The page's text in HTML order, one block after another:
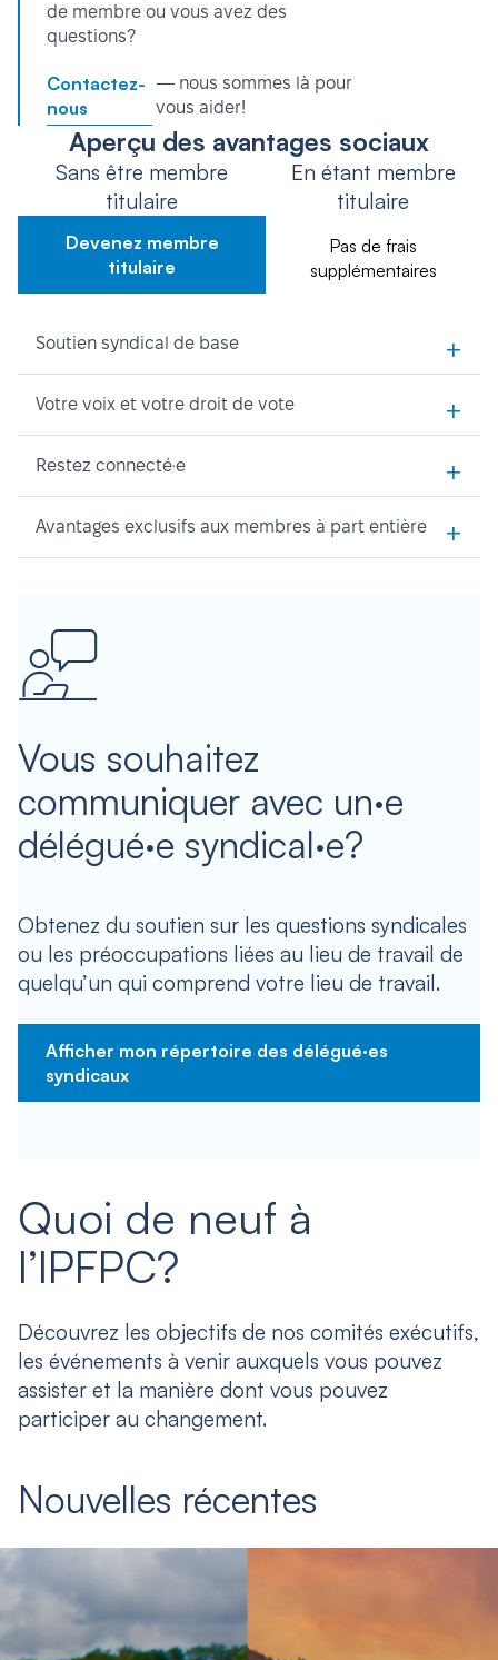
de membre ou vous avez des
questions?
Contactez-
nous
— nous sommes là pour
vous aider!
Aperçu des avantages sociaux
Sans être membre
titulaire
Devenez membre
titulaire
En étant membre
titulaire
Pas de frais
supplémentaires
Soutien syndical de base +
Votre voix et votre droit de vote +
Restez connecté·e +
Avantages exclusifs aux membres à part entière +
Vous souhaitez
communiquer avec un·e
délégué·e syndical·e?
Obtenez du soutien sur les questions syndicales
ou les préoccupations liées au lieu de travail de
quelqu’un qui comprend votre lieu de travail.
Afficher mon répertoire des délégué·es
syndicaux
Quoi de neuf à
l’IPFPC?
Découvrez les objectifs de nos comités exécutifs,
les événements à venir auxquels vous pouvez
assister et la manière dont vous pouvez
participer au changement.
Nouvelles récentes